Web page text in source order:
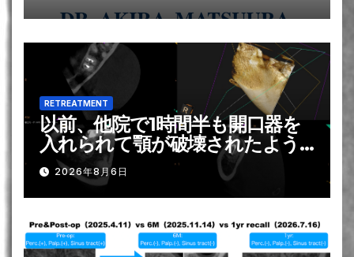
RETREATMENT
以前、他院で1時間半も開口器を
入れられて顎が破壊されたよう
になり, それがトラウマで歯の神
経の治療は苦手です？！。。。そ
れを解消する方法は？ー#31 Re-
RCT 1回法
2026年8月6日